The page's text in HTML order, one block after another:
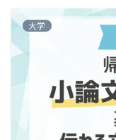
大学